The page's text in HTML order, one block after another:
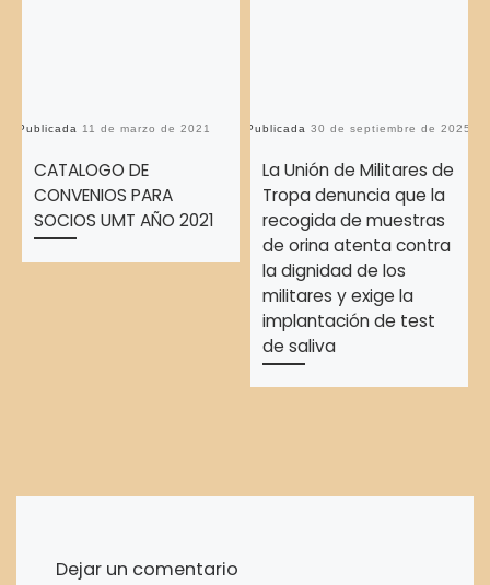
Publicada 11 de marzo de 2021
CATALOGO DE
CONVENIOS PARA
SOCIOS UMT AÑO 2021
Publicada30 de septiembre de 2025
La Unión de Militares de
Tropa denuncia que la
recogida de muestras
de orina atenta contra
la dignidad de los
militares y exige la
implantación de test
de saliva
Dejar un comentario